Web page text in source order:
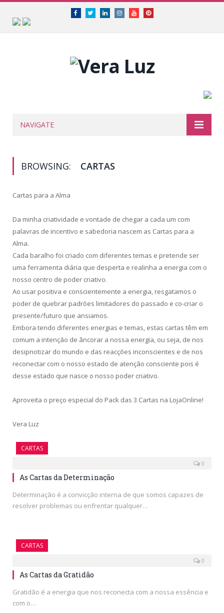
FacebookTwitterLinkedinInstagramYoutubePinterest
NAVIGATE
BROWSING: CARTAS
Cartas para a Alma
Da minha criatividade e vontade de chegar a cada um com
palavras de incentivo e sabedoria nascem as Cartas para a
Alma.
Cada baralho foi criado com diferentes temas e pretende ser
uma ferramenta diária que desperta e realinha a energia com o
nosso centro de poder criativo.
Ao usar positiva e conscientemente a energia, resgatamos o
poder de quebrar padrões limitadores do passado e co-criar o
presente/futuro que ansiamos.
Embora tendo diferentes energias e temas, estas cartas têm em
comum a intenção de âncorar a nossa energia, ou seja, de nos
desipnotizar do mundo e das reacções inconscientes e de nos
reconectar com o nosso estado de atenção consciente pois é
desse estado que nasce o nosso poder criativo.
Aproveita o preço especial do Pack das 3 Cartas na LojaOnline!
Vera Luz
CARTAS
0
As Cartas da Determinação
Determinação é a convicção interna de que somos capazes de
resolver problemas ou enfrentar qualquer…
CARTAS
0
As Cartas da Gratidão
Gratidão é a energia que nos reconecta com a nossa essência e
com o…